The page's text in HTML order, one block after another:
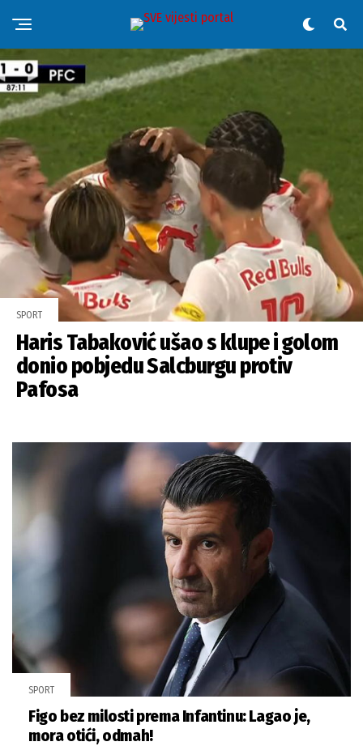
SPORT
Haris Tabaković ušao s klupe i golom
donio pobjedu Salcburgu protiv
Pafosa
SPORT
Figo bez milosti prema Infantinu: Lagao je,
mora otići, odmah!